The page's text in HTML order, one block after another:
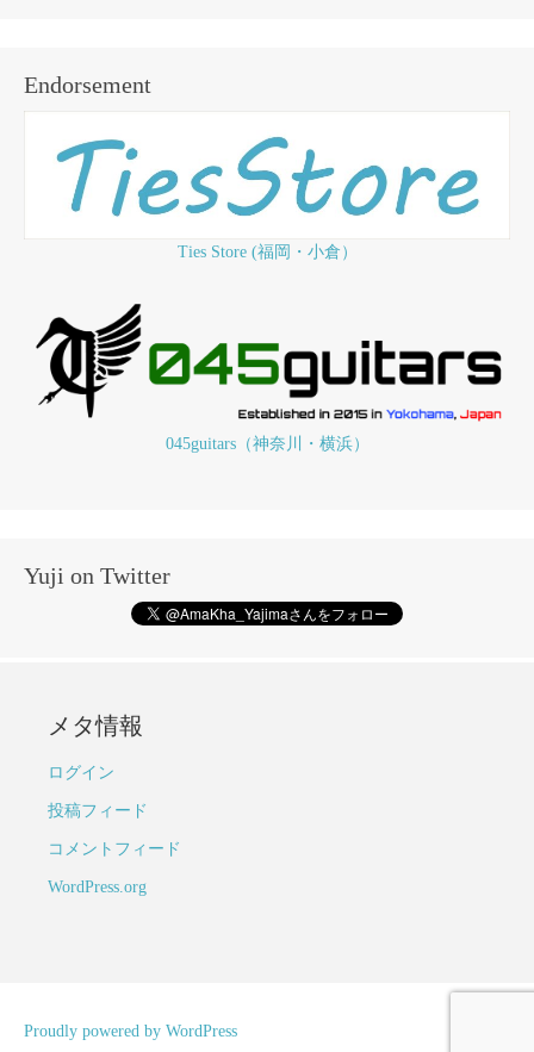
Endorsement
Ties Store (福岡・小倉）
045guitars（神奈川・横浜）
Yuji on Twitter
メタ情報
ログイン
投稿フィード
コメントフィード
WordPress.org
Proudly powered by WordPress